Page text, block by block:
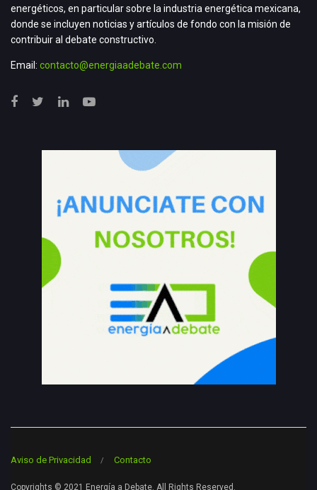
energéticos, en particular sobre la industria energética mexicana,
donde se incluyen noticias y artículos de fondo con la misión de
contribuir al debate constructivo.
Email: contacto@energiaadebate.com
Aviso de Privacidad Contacto
Copyrights © 2021 Energía a Debate. All Rights Reserved.